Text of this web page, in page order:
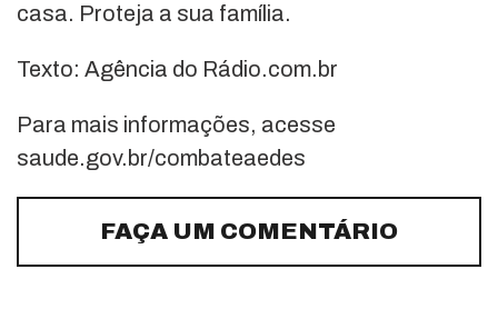
casa. Proteja a sua família.
Texto: Agência do Rádio.com.br
Para mais informações, acesse
saude.gov.br/combateaedes
FAÇA UM COMENTÁRIO